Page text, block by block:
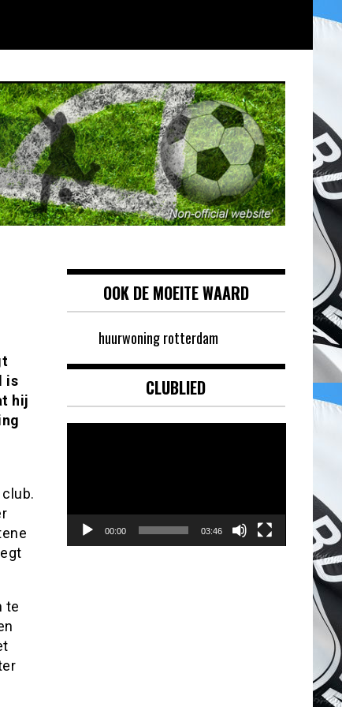
is
hij
te
OOK DE MOEITE WAARD
huurwoning rotterdam
CLUBLIED
00:00 03:46